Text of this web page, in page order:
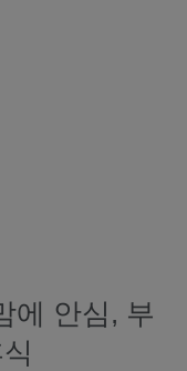
에 안심, 부